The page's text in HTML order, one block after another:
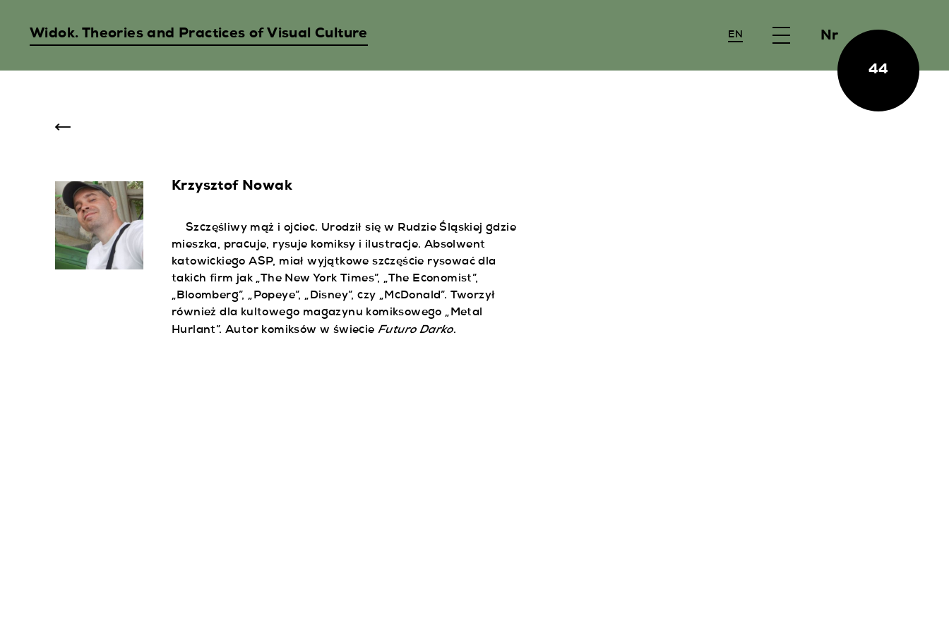
Widok. Theories and Practices of Visual Culture EN Nr
44
CZASOPISMO
DLA AUTORÓW
ARCHIWUM
Krzysztof Nowak
Szczęśliwy mąż i ojciec. Urodził się w Rudzie Śląskiej gdzie
mieszka, pracuje, rysuje komiksy i ilustracje. Absolwent
katowickiego ASP, miał wyjątkowe szczęście rysować dla
takich firm jak „The New York Times”, „The Economist”,
„Bloomberg”, „Popeye”, „Disney”, czy „McDonald”. Tworzył
również dla kultowego magazynu komiksowego „Metal
Hurlant”. Autor komiksów w świecie Futuro Darko.